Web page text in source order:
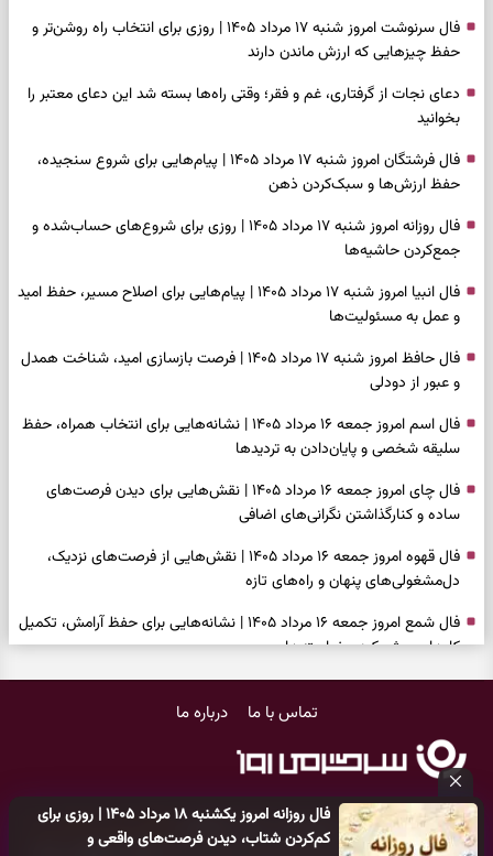
فال روزانه امروز یکشنبه ۱۸ مرداد ۱۴۰۵ | روزی برای
کم‌کردن شتاب، دیدن فرصت‌های واقعی و
فال سرنوشت امروز شنبه ۱۷ مرداد ۱۴۰۵ | روزی برای انتخاب راه روشن‌تر و
حفظ چیزهایی که ارزش ماندن دارند
دعای نجات از گرفتاری، غم و فقر؛ وقتی راه‌ها بسته شد این دعای معتبر را
بخوانید
فال فرشتگان امروز شنبه ۱۷ مرداد ۱۴۰۵ | پیام‌هایی برای شروع سنجیده،
حفظ ارزش‌ها و سبک‌کردن ذهن
فال روزانه امروز شنبه ۱۷ مرداد ۱۴۰۵ | روزی برای شروع‌های حساب‌شده و
جمع‌کردن حاشیه‌ها
فال انبیا امروز شنبه ۱۷ مرداد ۱۴۰۵ | پیام‌هایی برای اصلاح مسیر، حفظ امید
و عمل به مسئولیت‌ها
فال حافظ امروز شنبه ۱۷ مرداد ۱۴۰۵ | فرصت بازسازی امید، شناخت همدل
و عبور از دودلی
فال اسم امروز جمعه ۱۶ مرداد ۱۴۰۵ | نشانه‌هایی برای انتخاب همراه، حفظ
سلیقه شخصی و پایان‌دادن به تردیدها
فال چای امروز جمعه ۱۶ مرداد ۱۴۰۵ | نقش‌هایی برای دیدن فرصت‌های
ساده و کنارگذاشتن نگرانی‌های اضافی
فال قهوه امروز جمعه ۱۶ مرداد ۱۴۰۵ | نقش‌هایی از فرصت‌های نزدیک،
دل‌مشغولی‌های پنهان و راه‌های تازه
فال شمع امروز جمعه ۱۶ مرداد ۱۴۰۵ | نشانه‌هایی برای حفظ آرامش، تکمیل
کارها و روشن‌کردن خواسته‌ها
انتخاب درست و حفظ فرصت‌های ارزشمند
فال تاروت امروز جمعه ۱۶ مرداد ۱۴۰۵ | کارت‌هایی برای حفظ دستاوردها،
شنیدن ندای درون و حرکت در زمان مناسب
فال سرنوشت امروز جمعه ۱۶ مرداد ۱۴۰۵ | روزی برای سبک‌کردن انتخاب‌ها و
دیدن ارزش مسیرهای آرام
تماس با ما درباره ما
کلیه حقوق مادی و معنوی این سایت متعلق به پایگاه خبری سرگرمی روز